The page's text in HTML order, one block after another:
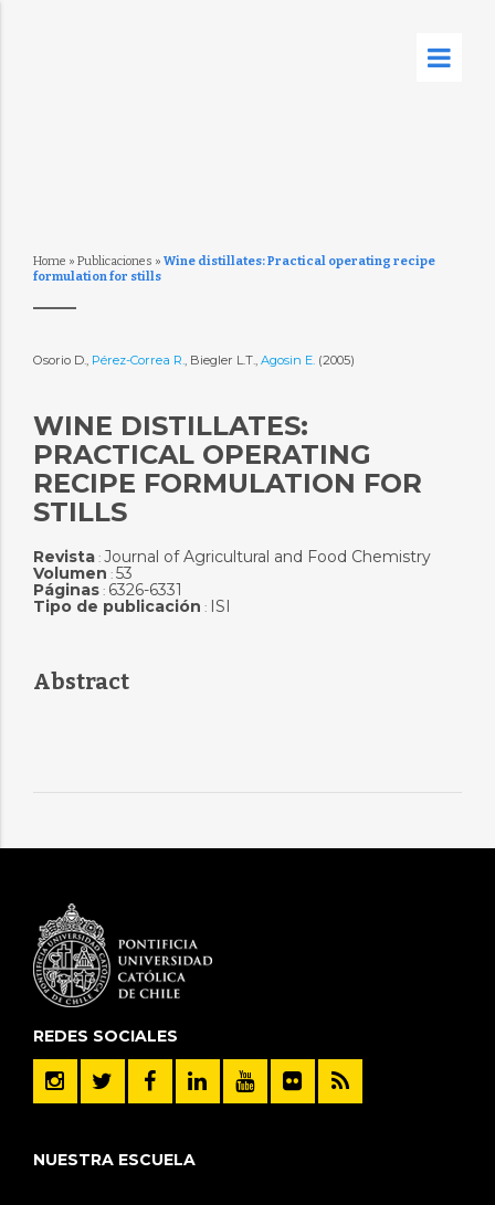
Home » Publicaciones » Wine distillates: Practical operating recipe
formulation for stills
Osorio D., Pérez-Correa R., Biegler L.T., Agosin E. (2005)
WINE DISTILLATES:
PRACTICAL OPERATING
RECIPE FORMULATION FOR
STILLS
Revista: Journal of Agricultural and Food Chemistry
Volumen : 53
Páginas: 6326-6331
Tipo de publicación : ISI
Abstract
REDES SOCIALES
NUESTRA ESCUELA